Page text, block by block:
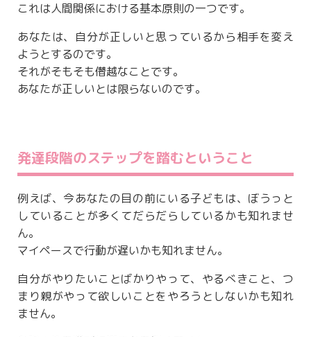
これは人間関係における基本原則の一つです。
あなたは、自分が正しいと思っているから相手を変え
ようとするのです。
それがそもそも僭越なことです。
あなたが正しいとは限らないのです。
発達段階のステップを踏むということ
例えば、今あなたの目の前にいる子どもは、ぼうっと
していることが多くてだらだらしているかも知れませ
ん。
マイペースで行動が遅いかも知れません。
自分がやりたいことばかりやって、やるべきこと、つ
まり親がやって欲しいことをやろうとしないかも知れ
ません。